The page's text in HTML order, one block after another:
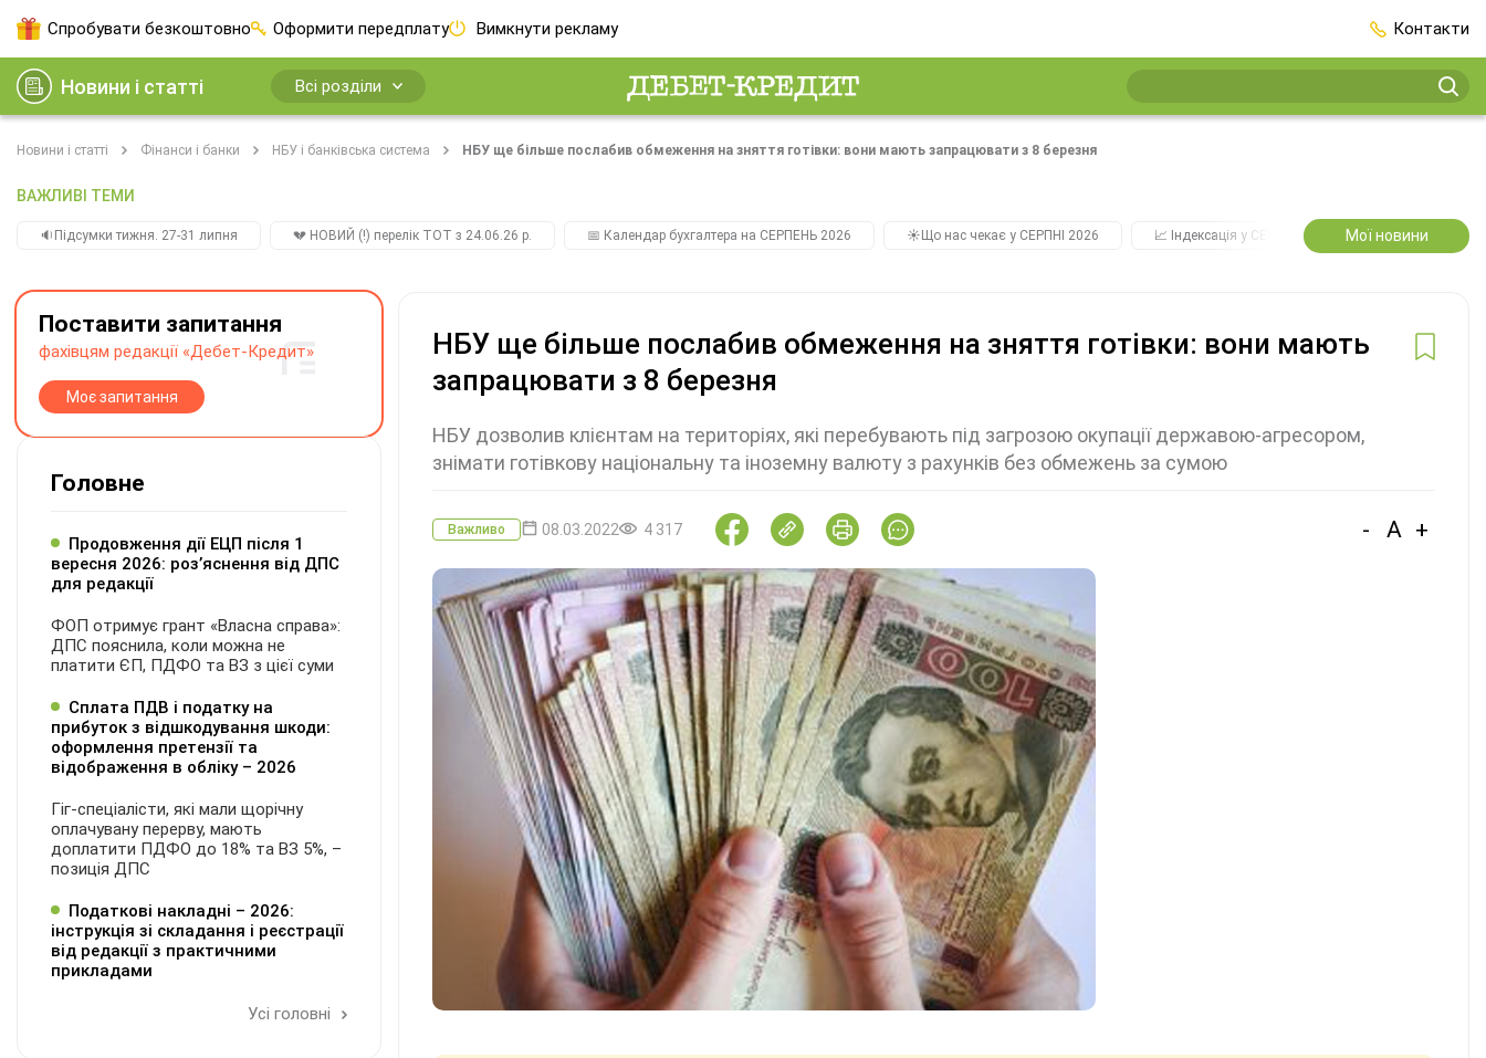
Спробувати безкоштовно Оформити передплату Вимкнути рекламу Контакти
Новини і статті Всі розділи
Новини і статті Фінанси і банки НБУ і банківська система НБУ ще більше послабив обмеження на зняття готівки: вони мають запрацювати з 8 березня
ВАЖЛИВІ ТЕМИ
🔉Підсумки тижня. 27-31 липня 💔 НОВИЙ (!) перелік ТОТ з 24.06.26 р. 📅 Календар бухгалтера на СЕРПЕНЬ 2026 ☀️Що нас чекає у СЕРПНІ 2026 📈 Індексація у СЕРПНІ 2️⃣0️⃣2️⃣7️⃣ Усі
Мої новини
НБУ ще більше послабив обмеження на зняття готівки: вони мають
запрацювати з 8 березня
НБУ дозволив клієнтам на територіях, які перебувають під загрозою окупації державою-агресором,
знімати готівкову національну та іноземну валюту з рахунків без обмежень за сумою
Важливо 08.03.2022 4 317 - A +
Поставити запитання
фахівцям редакції «Дебет-Кредит»
Моє запитання
Головне
Продовження дії ЕЦП після 1
вересня 2026: розʼяснення від ДПС
для редакції
ФОП отримує грант «Власна справа»:
ДПС пояснила, коли можна не
платити ЄП, ПДФО та ВЗ з цієї суми
Сплата ПДВ і податку на
прибуток з відшкодування шкоди:
оформлення претензії та
відображення в обліку – 2026
Гіг-спеціалісти, які мали щорічну
оплачувану перерву, мають
доплатити ПДФО до 18% та ВЗ 5%, –
позиція ДПС
Податкові накладні – 2026:
інструкція зі складання і реєстрації
від редакції з практичними
прикладами
Усі головні